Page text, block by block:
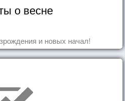
о весне
и новых начал!